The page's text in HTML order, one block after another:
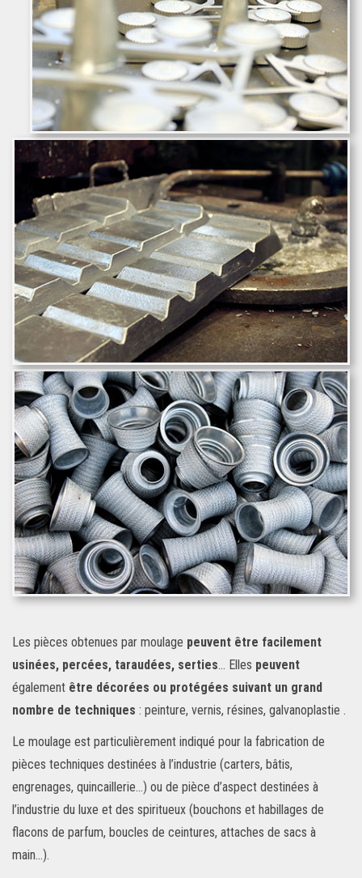
Les pièces obtenues par moulage peuvent être facilement
usinées, percées, taraudées, serties… Elles peuvent
également être décorées ou protégées suivant un grand
nombre de techniques : peinture, vernis, résines, galvanoplastie .
Le moulage est particulièrement indiqué pour la fabrication de
pièces techniques destinées à l’industrie (carters, bâtis,
engrenages, quincaillerie…) ou de pièce d’aspect destinées à
l’industrie du luxe et des spiritueux (bouchons et habillages de
flacons de parfum, boucles de ceintures, attaches de sacs à
main…).